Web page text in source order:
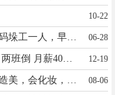
10-22
黑龙江天阔源饮品有限公司招聘车间码垛工一人，早七晚五中午供饭，工资3300，加200满勤，联系电话15145536382 06-28
招聘有经验锅炉工，工厂内蒸汽锅炉 两班倒 月薪4000 有意者 联系电话13384688017 12-19
08-06